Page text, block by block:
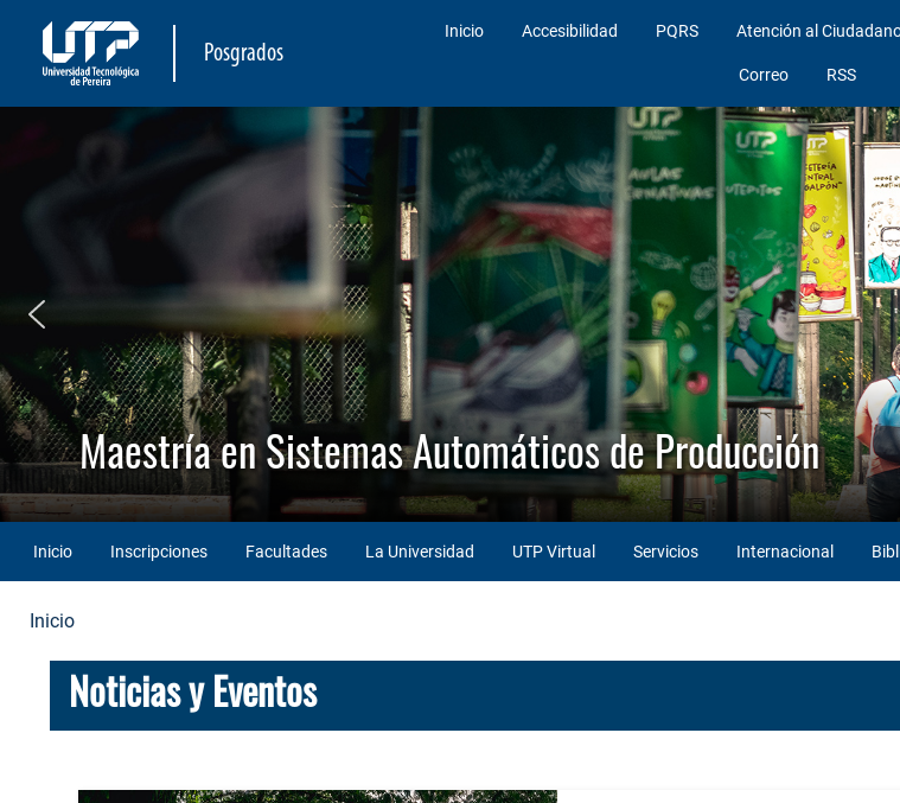
Posgrados
Inicio Accesibilidad PQRS Atención al
Correo RSS
Maestría en Sistemas Automáticos de Producción
Inicio Inscripciones Facultades La Universidad UTP Virtual Servicios Internacional
Inicio
Noticias y Eventos